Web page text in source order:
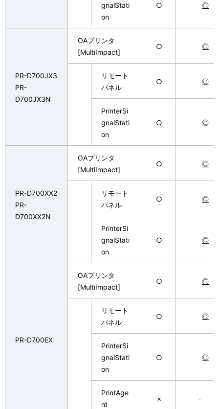
gnalStati
on
○ ◎
PR-D700JX3
PR-
D700JX3N
OAプリンタ
[MultiImpact]
○ ◎
リモート
パネル
○ ◎
PrinterSi
gnalStati
on
○ ◎
PR-D700XX2
PR-
D700XX2N
OAプリンタ
[MultiImpact]
○ ◎
リモート
パネル
○ ◎
PrinterSi
gnalStati
on
○ ◎
PR-D700EX
OAプリンタ
[MultiImpact]
○ ◎
リモート
パネル
○ ◎
PrinterSi
gnalStati
on
○ ◎
PrintAge
nt
× -